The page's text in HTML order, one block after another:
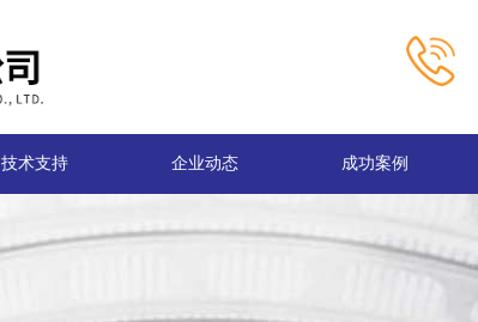
技术支持 企业动态 成功案例